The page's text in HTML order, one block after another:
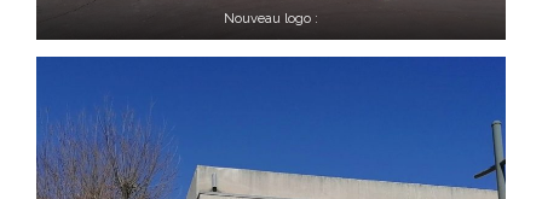
Nouveau logo :